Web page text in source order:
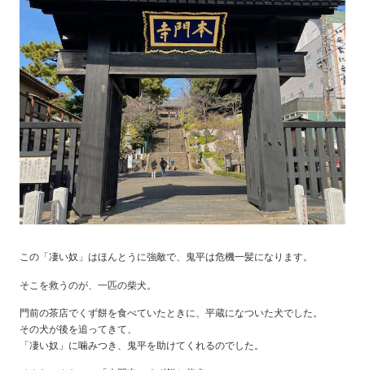
この「凄い奴」はほんとうに強敵で、鬼平は危機一髪になります。
そこを救うのが、一匹の柴犬。
門前の茶店でくず餅を食べていたときに、平蔵になついた犬でした。
その犬が後を追ってきて、
「凄い奴」に噛みつき、鬼平を助けてくれるのでした。